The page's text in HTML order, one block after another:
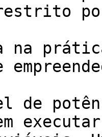
na
de